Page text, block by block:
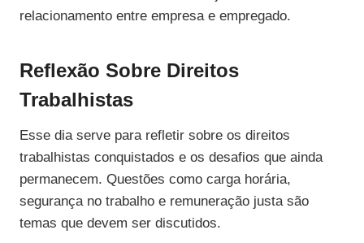
relacionamento entre empresa e empregado.
Reflexão Sobre Direitos
Trabalhistas
Esse dia serve para refletir sobre os direitos
trabalhistas conquistados e os desafios que ainda
permanecem. Questões como carga horária,
segurança no trabalho e remuneração justa são
temas que devem ser discutidos.